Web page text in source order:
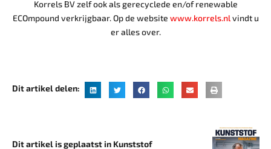
Korrels BV zelf ook als gerecyclede en/of renewable
ECOmpound verkrijgbaar. Op de website www.korrels.nl vindt u
er alles over.
Dit artikel delen:
Dit artikel is geplaatst in Kunststof